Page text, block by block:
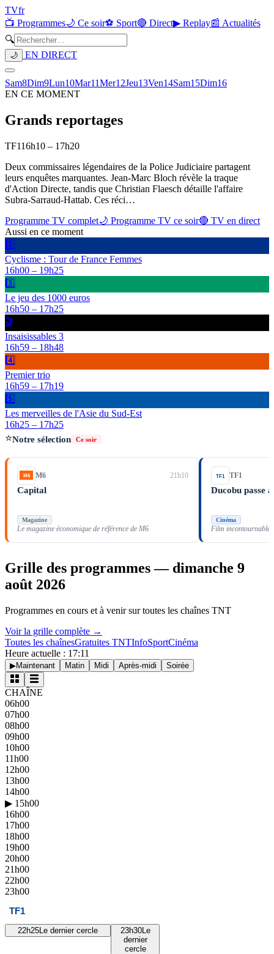
TVfr
📺 Programmes🌙 Ce soir⚽ Sport🔴 Direct▶ Replay📰 Actualités
🔍
🌙 EN DIRECT
Sam8Dim9Lun10Mar11Mer12Jeu13Ven14Sam15Dim16
EN CE MOMENT
Grands reportages
TF116h10 – 17h20
Deux commissaires légendaires de la Police Judiciaire partagent
leurs enquêtes marquantes. Jean-Marc Bloch révèle la traque
d'Action Directe, tandis que Christian Flaesch détaille l'affaire
Subra-Sarraud-Hattab. Ces réci…
Programme TV complet🌙 Programme TV ce soir🔴 TV en direct
Aussi en ce moment
2️⃣
Cyclisme : Tour de France Femmes
16h00 – 19h25
3️⃣
Le jeu des 1000 euros
16h50 – 17h25
🎬
Insaisissables 3
16h59 – 18h48
4️⃣
Premier trio
16h59 – 17h19
5️⃣
Les merveilles de l'Asie du Sud-Est
16h25 – 17h25
⭐Notre sélection Ce soir
M6 21h10
Capital
Magazine
Le magazine économique de référence de M6
TF1
Ducobu passe
Cinéma
Film incontournable
Grille des programmes — dimanche 9
août 2026
Programmes en cours et à venir sur toutes les chaînes TNT
Voir la grille complète →
Toutes les chaînesGratuites TNTInfoSportCinéma
Heure actuelle : 17:11
▶Maintenant Matin Midi Après-midi Soirée
CHAÎNE
06h00
07h00
08h00
09h00
10h00
11h00
12h00
13h00
14h00
▶ 15h00
16h00
17h00
18h00
19h00
20h00
21h00
22h00
23h00
22h25Le dernier cercle 23h30Le
dernier
cercle